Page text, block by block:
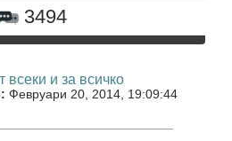
3494
всеки и за всичко
Февруари 20, 2014, 19:09:44